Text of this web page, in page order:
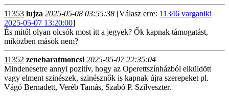
11353 lujza 2025-05-08 03:55:38 [Válasz erre: 11346 varganiki
2025-05-07 13:20:00]
És mitől olyan olcsók most itt a jegyek? Ők kapnak támogatást,
miközben mások nem?
11352 zenebaratmoncsi 2025-05-07 22:35:04
Mindenesetre annyi pozitív, hogy az Operettszínházból elküldött
vagy elment szinészek, szinésznők is kapnak újra szerepeket pl.
Vágó Bernadett, Veréb Tamás, Szabó P. Szilveszter.